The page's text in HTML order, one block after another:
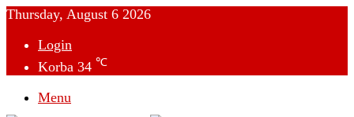
Thursday, August 6 2026
Login
Korba 34 ℃
Menu